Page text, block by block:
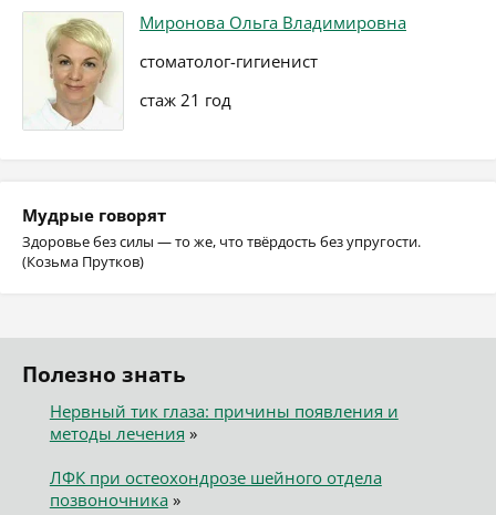
Миронова Ольга Владимировна
стоматолог-гигиенист
стаж 21 год
Мудрые говорят
Здоровье без силы — то же, что твёрдость без упругости.
(Козьма Прутков)
Полезно знать
Нервный тик глаза: причины появления и
методы лечения »
ЛФК при остеохондрозе шейного отдела
позвоночника»